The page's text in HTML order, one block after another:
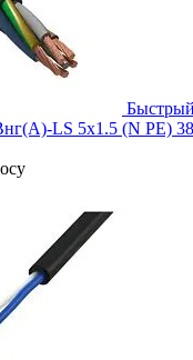
LS 5х1.5 (N PE)